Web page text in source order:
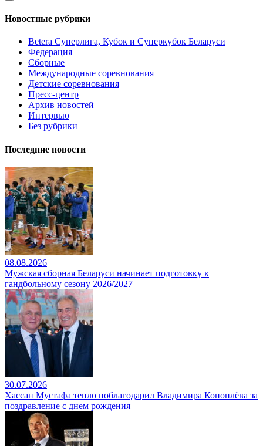
Новостные рубрики
Betera Суперлига, Кубок и Суперкубок Беларуси
Федерация
Сборные
Международные соревнования
Детские соревнования
Пресс-центр
Архив новостей
Интервью
Без рубрики
Последние новости
08.08.2026
Мужская сборная Беларуси начинает подготовку к
гандбольному сезону 2026/2027
30.07.2026
Хассан Мустафа тепло поблагодарил Владимира Коноплёва за
поздравление с днем рождения